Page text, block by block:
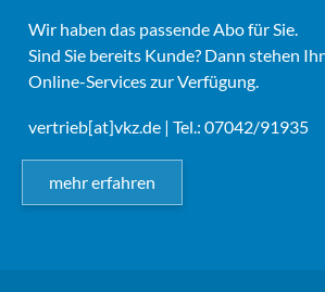
Wir haben das passende Abo für Sie.
Sind Sie bereits Kunde? Dann stehen
Online-Services zur Verfügung.
vertrieb[at]vkz.de | Tel.: 07042/91935
mehr erfahren